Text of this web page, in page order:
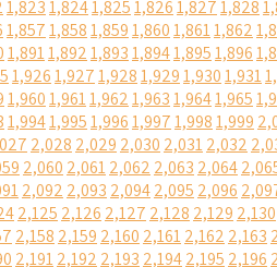
1,8231,8241,8251,8261,8271,828
1,8571,8581,8591,8601,8611,862
1,8911,8921,8931,8941,8951,896
1,9261,9271,9281,9291,9301,931
1,9601,9611,9621,9631,9641,965
1,9941,9951,9961,9971,9981,999
2,028 2,029 2,030 2,0312,032
2,060 2,0612,062 2,063 2,064
2,092 2,093 2,0942,095 2,096
2,125 2,126 2,127 2,128 2,129 2,130
2,158 2,159 2,160 2,1612,162 2,163
2,1912,192 2,193 2,1942,195 2,196